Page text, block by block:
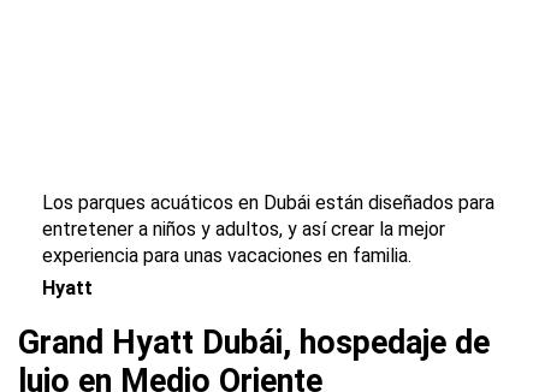
Los parques acuáticos en Dubái están diseñados para
entretener a niños y adultos, y así crear la mejor
experiencia para unas vacaciones en familia.
Hyatt
Grand Hyatt Dubái, hospedaje de
lujo en Medio Oriente